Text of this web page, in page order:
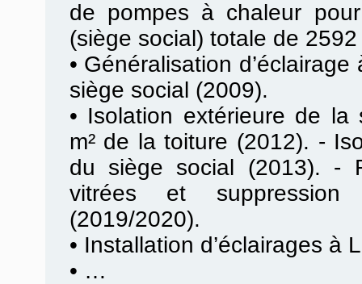
de pompes à chaleur
(siège social) totale de 2592
• Généralisation
siège social (2009).
• Isolation extérieure de la
m² de la toiture (2012). -
du siège social (2013). -
vitrées et
(2019/2020).
• Installation d’éclairages à
• …